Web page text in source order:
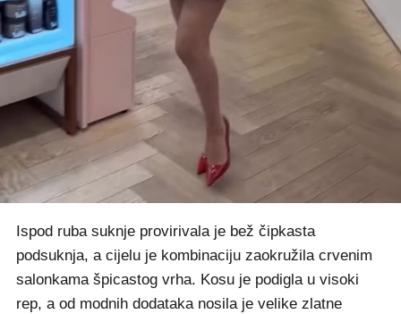
Ispod ruba suknje provirivala je bež čipkasta
podsuknja, a cijelu je kombinaciju zaokružila crvenim
salonkama špicastog vrha. Kosu je podigla u visoki
rep, a od modnih dodataka nosila je velike zlatne